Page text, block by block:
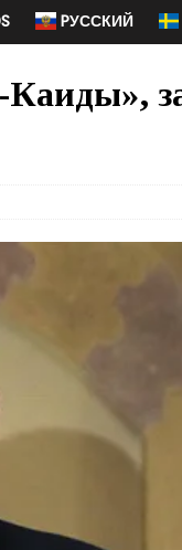
PУССКИЙ